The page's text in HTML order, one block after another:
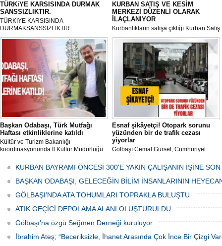
TÜRKiYE KARSISINDA DURMAK
SANSSIZLIKTIR.
TÜRKIYE KARSISINDA
DURMAKSANSSIZLIKTIR.
KURBAN SATIŞ VE KESİM
MERKEZİ DÜZENLİ OLARAK
İLAÇLANIYOR
Kurbanlıkların satışa çıktığı Kurban Satış
ve Kesim Merkezi, haşere ve
mikropların önüne geçilmesi amacıyla
her gün Gölbaşı Belediyesi ekipleri
tarafından düzenli olarak ilaçlanıyor.
Başkan Odabaşı, Türk Mutfağı
Haftası etkinliklerine katıldı
Kültür ve Turizm Bakanlığı
koordinasyonunda İl Kültür Müdürlüğü
Haftası" etkinlikleri Ankara'da devam
ediyor.
Esnaf şikâyetçi! Otopark sorunu
yüzünden bir de trafik cezası
yiyorlar
Gölbaşı Cemal Gürsel, Cumhuriyet
bulunan esnaf ve alışverişe gelen
vatandaşlar park cezaları yüzünden
canından bezdi.
KURBAN BAYRAMI ÖNCESİ 300'E YAKIN ÇALIŞANIN İŞİNE
BAŞKAN ODABAŞI, GELECEĞİN BİLİM İNSANLARININ
GÖLBAŞI’NDA ATA TOHUMLARI TOPRAKLA BULUŞTU
ATIK GEÇİCİ DEPOLAMA ALANI OLUŞTURULDU
Gölbaşı'na özgü Seğmen Derneği kuruluyor
İbrahim Ateş; “Beceriksizle, İhanet Arasında Çok İnce Bir Çizgi